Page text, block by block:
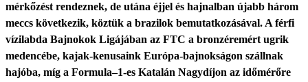
mérkőzést rendeznek, de utána éjjel és hajnalban újabb három
meccs következik, köztük a brazilok bemutatkozásával. A férfi
vízilabda Bajnokok Ligájában az FTC a bronzéremért ugrik
medencébe, kajak-kenusaink Európa-bajnokságon szállnak
hajóba, míg a Formula–1-es Katalán Nagydíjon az időmérőre